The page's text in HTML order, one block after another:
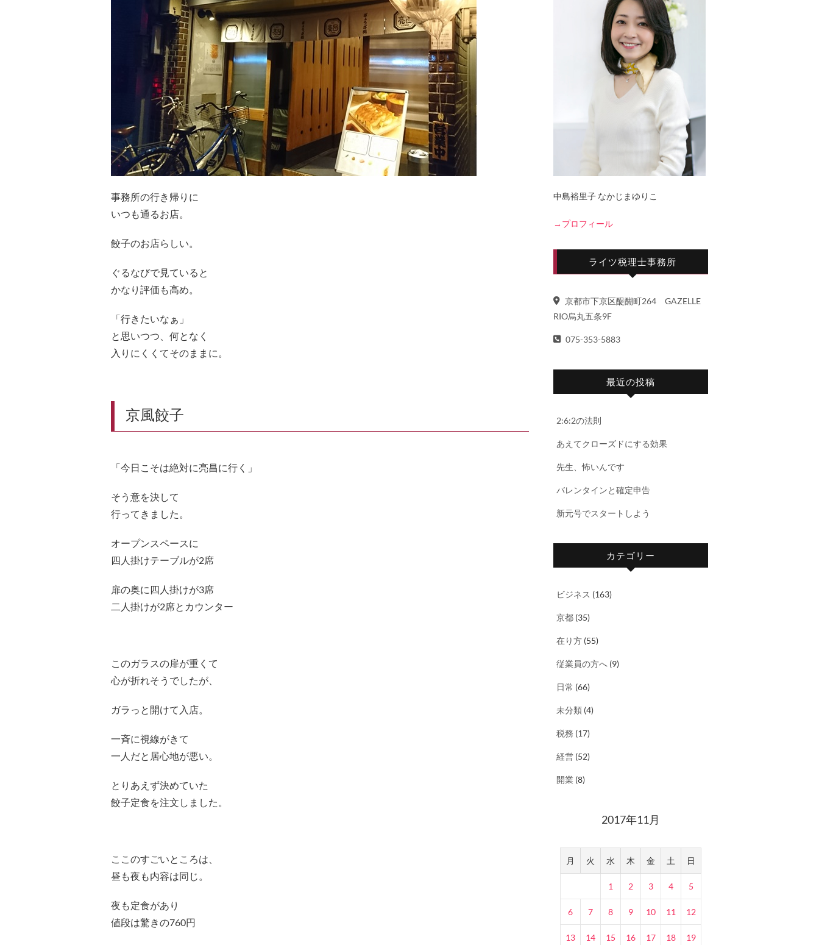
事務所の行き帰りに
いつも通るお店。
餃子のお店らしい。
ぐるなびで見ていると
かなり評価も高め。
「行きたいなぁ」
と思いつつ、何となく
入りにくくてそのままに。
京風餃子
「今日こそは絶対に亮昌に行く」
そう意を決して
行ってきました。
オープンスペースに
四人掛けテーブルが2席
扉の奥に四人掛けが3席
二人掛けが2席とカウンター
このガラスの扉が重くて
心が折れそうでしたが、
ガラっと開けて入店。
一斉に視線がきて
一人だと居心地が悪い。
とりあえず決めていた
餃子定食を注文しました。
ここのすごいところは、
昼も夜も内容は同じ。
夜も定食があり
値段は驚きの760円
中島裕里子 なかじまゆりこ
→プロフィール
ライツ税理士事務所
京都市下京区醍醐町264 GAZELLE
RIO烏丸五条9F
075-353-5883
最近の投稿
2:6:2の法則
あえてクローズドにする効果
先生、怖いんです
バレンタインと確定申告
新元号でスタートしよう
カテゴリー
ビジネス (163)
京都 (35)
在り方 (55)
従業員の方へ (9)
日常 (66)
未分類 (4)
税務 (17)
経営 (52)
開業 (8)
2017年11月
月 火 水 木 金 土 日
1 2 3 4 5
6 7 8 9 10 11 12
13 14 15 16 17 18 19